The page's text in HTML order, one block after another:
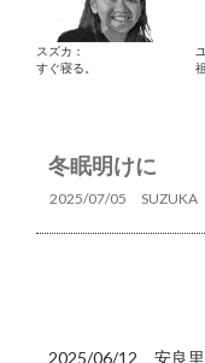
スズカ：
すぐ寝る。
冬眠明けに
2025/07/05 SUZUKA
2025/06/12 安良